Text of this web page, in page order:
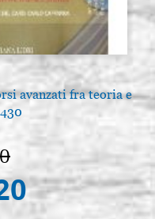
avanzati fra teoria e